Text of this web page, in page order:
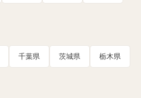
千葉県 茨城県 栃木県